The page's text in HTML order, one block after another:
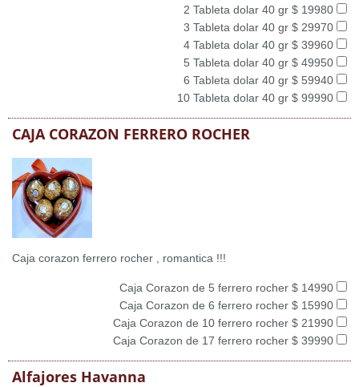
2 Tableta dolar 40 gr $ 19980
3 Tableta dolar 40 gr $ 29970
4 Tableta dolar 40 gr $ 39960
5 Tableta dolar 40 gr $ 49950
6 Tableta dolar 40 gr $ 59940
10 Tableta dolar 40 gr $ 99990
CAJA CORAZON FERRERO ROCHER
Caja corazon ferrero rocher , romantica !!!
Caja Corazon de 5 ferrero rocher $ 14990
Caja Corazon de 6 ferrero rocher $ 15990
Caja Corazon de 10 ferrero rocher $ 21990
Caja Corazon de 17 ferrero rocher $ 39990
Alfajores Havanna